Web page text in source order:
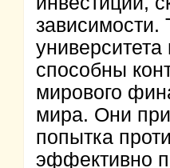
зависимости.
способны
мирового
мира. Они
попытка
эффективно